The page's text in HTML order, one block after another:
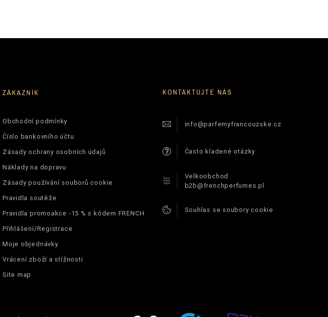
ZÁKAZNÍK
Obchodní podmínky
Číslo bankovního účtu
Zásady ochrany osobních údajů
Náklady na dopravu
Zásady používání souborů cookie
Pravidla soutěže
Pravidla promoakce -15 % s kódem FRENCH
Přihlášení/Registrace
Moje objednávky
Vrácení zboží a stížnosti
Site map
KONTAKTUJTE NÁS
info@parfemyfrancouzske.cz
Často kladené otázky
Velkoobchod
b2b@frenchperfumes.pl
Souhlas se soubory cookie